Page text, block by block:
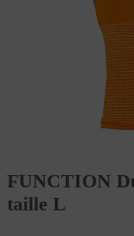
FUNCTION
taille L